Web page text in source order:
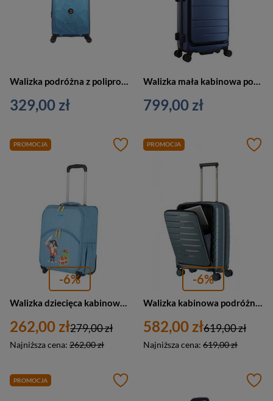
Walizka podróżna z polipropylenu unisex Discovery LAVA kabinowa S niebieska metaliczna
329,00 zł
Walizka mała kabinowa podróżna niebieska - Discovery PATROL D003HA.49.119
799,00 zł
PROMOCJA
-6%
262,00 zł
Najniższa cena: 262,00 zł
279,00 zł
PROMOCJA
-6%
582,00 zł
Najniższa cena: 619,00 zł
619,00 zł
PROMOCJA